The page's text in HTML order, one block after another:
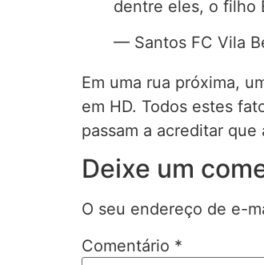
dentre eles, o filho
— Santos FC Vila
Em uma rua próxima,
em HD. Todos estes
passam a acreditar
Deixe um
O seu endereço de e-
Comentário *